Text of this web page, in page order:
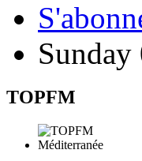
Sunday
TOPFM